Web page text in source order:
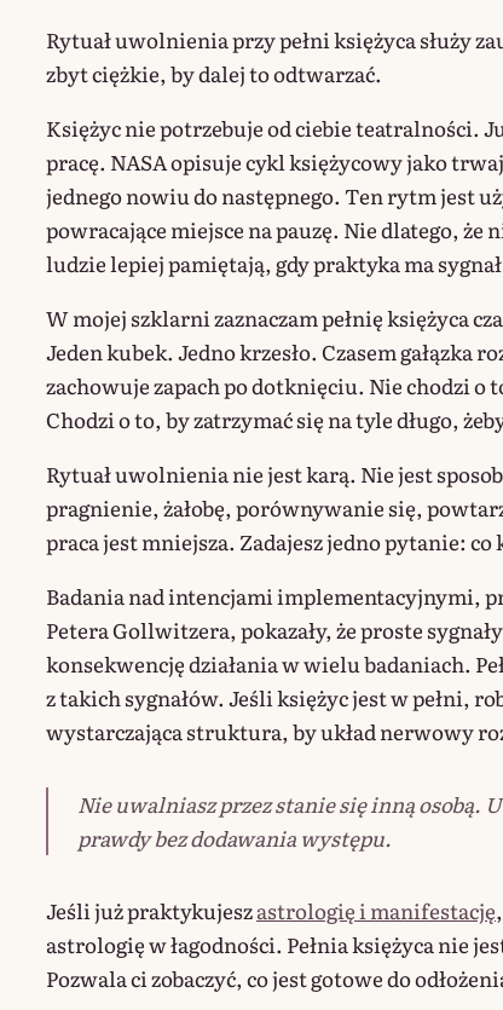
Rytuał uwolnienia przy pełni księżyca służy
zbyt ciężkie, by dalej to odtwarzać.
Księżyc nie potrzebuje od ciebie teatralności.
pracę. NASA opisuje cykl księżycowy jako
jednego nowiu do następnego. Ten rytm jest
powracające miejsce na pauzę. Nie dlatego, że
ludzie lepiej pamiętają, gdy praktyka ma
W mojej szklarni zaznaczam pełnię księżyca
Jeden kubek. Jedno krzesło. Czasem gałązka
zachowuje zapach po dotknięciu. Nie chodzi
Chodzi o to, by zatrzymać się na tyle długo,
Rytuał uwolnienia nie jest karą. Nie jest
pragnienie, żałobę, porównywanie się,
praca jest mniejsza. Zadajesz jedno pytanie:
Badania nad intencjami implementacyjnymi,
Petera Gollwitzera, pokazały, że proste
konsekwencję działania w wielu badaniach.
z takich sygnałów. Jeśli księżyc jest w pełni,
wystarczająca struktura, by układ nerwowy
Nie uwalniasz przez stanie się inną osobą.
prawdy bez dodawania występu.
Jeśli już praktykujeszastrologię i manifestację
astrologię w łagodności. Pełnia księżyca nie
Pozwala ci zobaczyć, co jest gotowe do